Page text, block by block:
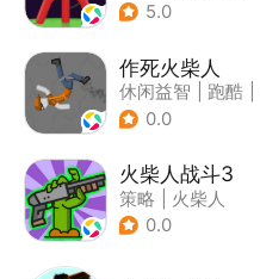
| 火柴人
5.0
作死火柴人
休闲益智 跑酷
| 62游戏
0.0
火柴人战斗3
策略
火柴人
| 指动网络
0.0